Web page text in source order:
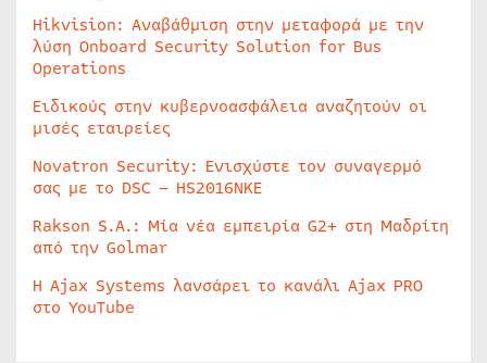
Hikvision: Αναβάθμιση στην μεταφορά με την
λύση Onboard Security Solution for Bus
Operations
Ειδικούς στην κυβερνοασφάλεια αναζητούν οι
μισές εταιρείες
Novatron Security: Ενισχύστε τον συναγερμό
σας με το DSC – HS2016NKE
Rakson S.A.: Μία νέα εμπειρία G2+ στη Μαδρίτη
από την Golmar
Η Ajax Systems λανσάρει το κανάλι Ajax PRO
στο YouTube